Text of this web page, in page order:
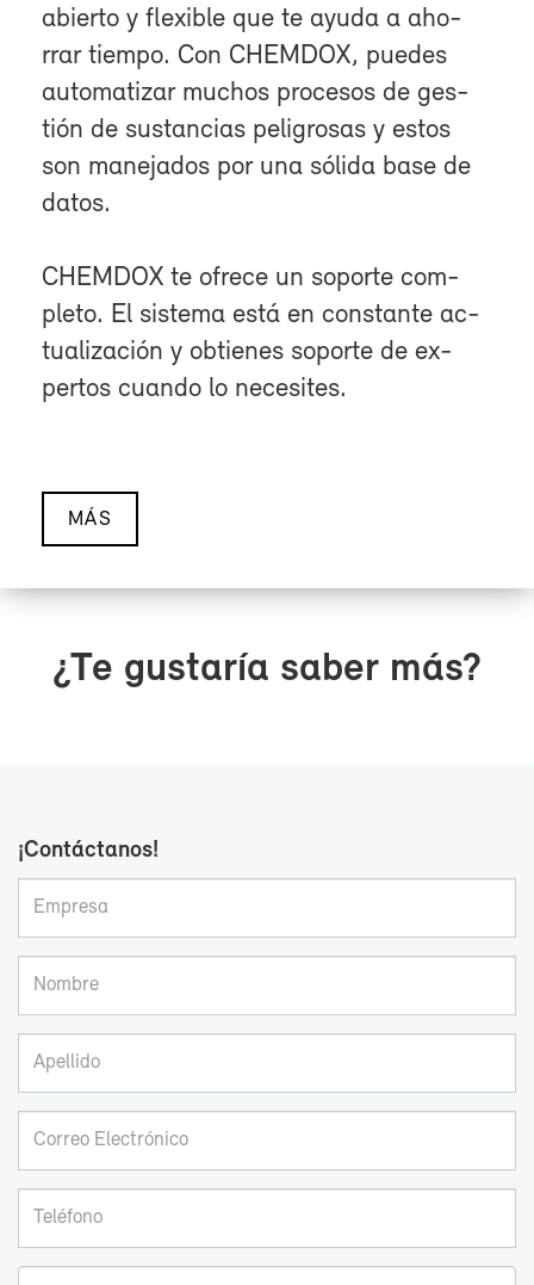
abier­to y fle­xi­ble que te ayu­da a aho­
rrar tiem­po. Con CHEM­DOX, pue­des
au­to­ma­ti­zar mu­chos pro­ce­sos de ges­
tión de sus­tan­cias pe­li­gro­sas y es­tos
son ma­ne­ja­dos por una só­li­da ba­se de
da­tos.
CHEM­DOX te ofre­ce un so­por­te com­
ple­to. El sis­te­ma es­tá en cons­tan­te ac­
tua­li­za­ción y ob­tie­nes so­por­te de ex­
per­tos cuan­do lo ne­ce­si­tes.
MÁS
¿Te gus­ta­ría sa­ber más?
¡Con­tác­ta­nos!